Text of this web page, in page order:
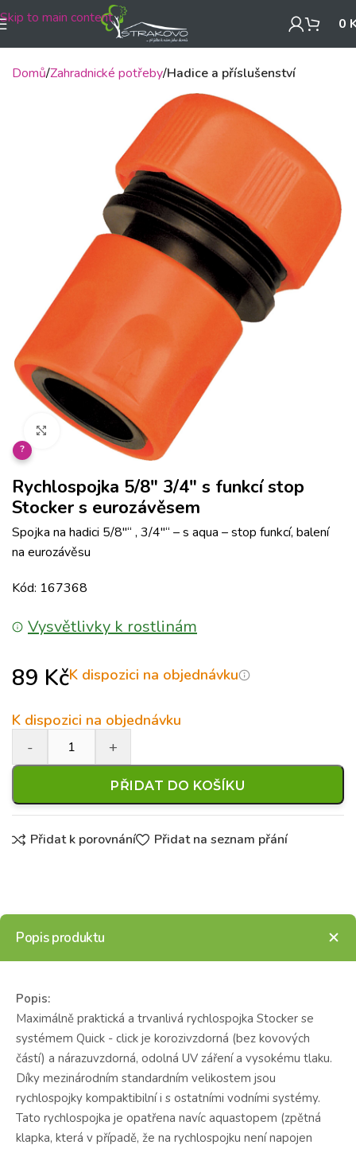
Skip to main content 0
Domů Zahradnické potřeby Hadice a příslušenství
Klikněte pro zvětšení
?
Rychlospojka 5/8″ 3/4″ s funkcí stop
Stocker s eurozávěsem
Spojka na hadici 5/8″“ , 3/4″“ – s aqua – stop funkcí, balení
na eurozávěsu
Kód: 167368
Vysvětlivky k rostlinám
89 KčK dispozici na objednávku
K dispozici na objednávku
PŘIDAT DO KOŠÍKU
Přidat k porovnání Přidat na seznam přání
Popis produktu
Popis:
Maximálně praktická a trvanlivá rychlospojka Stocker se
systémem Quick - click je korozivzdorná (bez kovových
částí) a nárazuvzdorná, odolná UV záření a vysokému tlaku.
Díky mezinárodním standardním velikostem jsou
rychlospojky kompaktibilní i s ostatními vodními systémy.
Tato rychlospojka je opatřena navíc aquastopem (zpětná
klapka, která v případě, že na rychlospojku není napojen